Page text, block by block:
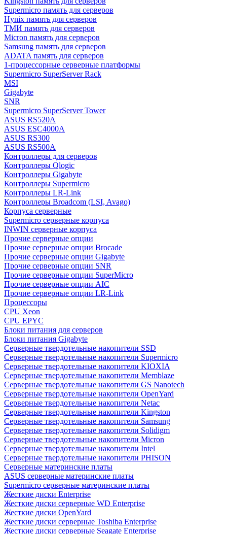
Supermicro память для серверов
Hynix память для серверов
ТМИ память для серверов
Micron память для серверов
Samsung память для серверов
ADATA память для серверов
1-процессорные серверные платформы
Supermicro SuperServer Rack
MSI
Gigabyte
SNR
Supermicro SuperServer Tower
ASUS RS520A
ASUS ESC4000A
ASUS RS300
ASUS RS500A
Контроллеры для серверов
Контроллеры Qlogic
Контроллеры Gigabyte
Контроллеры Supermicro
Контроллеры LR-Link
Контроллеры Broadcom (LSI, Avago)
Корпуса серверные
Supermicro серверные корпуса
INWIN серверные корпуса
Прочие серверные опции
Прочие серверные опции Brocade
Прочие серверные опции Gigabyte
Прочие серверные опции SNR
Прочие серверные опции SuperMicro
Прочие серверные опции AIC
Прочие серверные опции LR-Link
Процессоры
CPU Xeon
CPU EPYC
Блоки питания для серверов
Блоки питания Gigabyte
Серверные твердотельные накопители SSD
Cерверные твердотельные накопители Supermicro
Cерверные твердотельные накопители KIOXIA
Cерверные твердотельные накопители Memblaze
Cерверные твердотельные накопители GS Nanotech
Серверные твердотельные накопители OpenYard
Серверные твердотельные накопители Netac
Cерверные твердотельные накопители Kingston
Cерверные твердотельные накопители Samsung
Cерверные твердотельные накопители Solidigm
Cерверные твердотельные накопители Micron
Cерверные твердотельные накопители Intel
Cерверные твердотельные накопители PHISON
Серверные материнские платы
ASUS серверные материнские платы
Supermicro серверные материнские платы
Жесткие диски Enterprise
Жесткие диски серверные WD Enterprise
Жесткие диски OpenYard
Жесткие диски серверные Toshiba Enterprise
Жесткие диски серверные Seagate Enterprise